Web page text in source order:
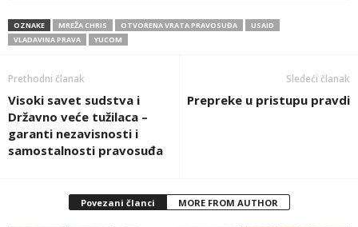
OZNAKE MREŽA CHRIS OTVORENA VRATA PRAVOSUĐA
USAID
VLADAVINA PRAVA
YUCOM
Prethodni članak
Visoki savet sudstva i
Državno veće tužilaca –
garanti nezavisnosti i
samostalnosti pravosuđa
Sledeći članak
Prepreke u pristupu pravdi
Povezani članci MORE FROM AUTHOR